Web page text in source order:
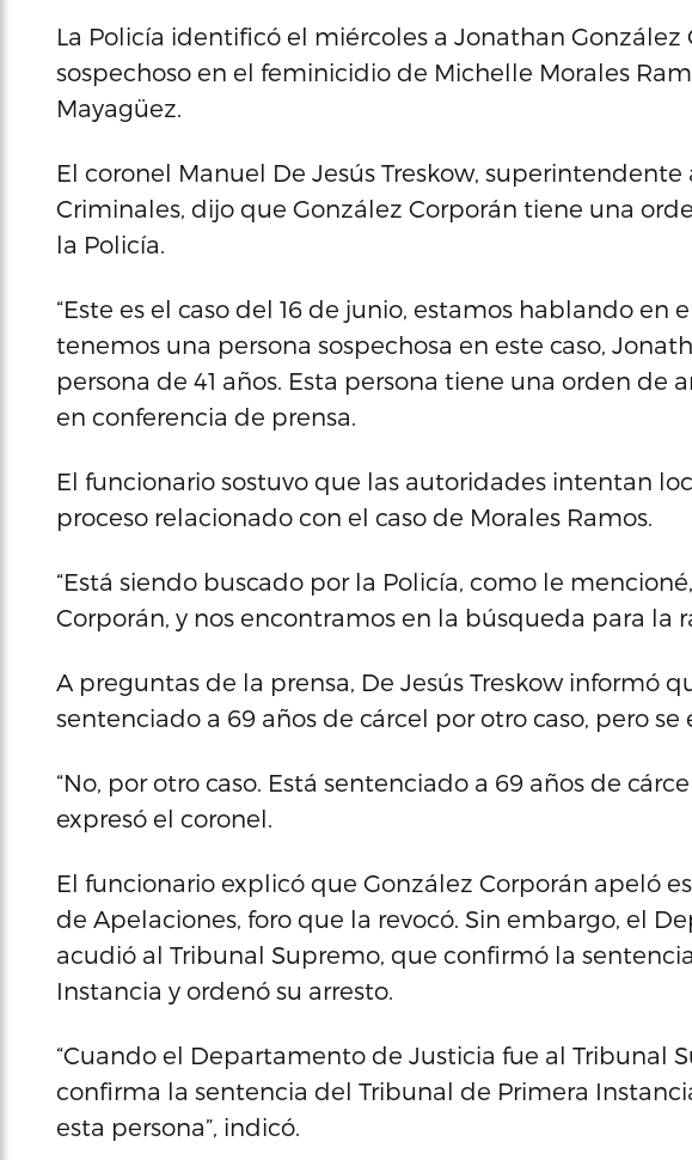
La Policía identificó el miércoles a Jonathan González
sospechoso en el feminicidio de Michelle Morales
Mayagüez.
El coronel Manuel De Jesús Treskow,
Criminales, dijo que González Corporán tiene una
la Policía.
“Este es el caso del 16 de junio, estamos hablando en
tenemos una persona sospechosa en este caso,
persona de 41 años. Esta persona tiene una orden de
en conferencia de prensa.
El funcionario sostuvo que las autoridades intentan
proceso relacionado con el caso de Morales Ramos.
“Está siendo buscado por la Policía, como le
Corporán, y nos encontramos en la búsqueda para la
A preguntas de la prensa, De Jesús Treskow informó
sentenciado a 69 años de cárcel por otro caso, pero
“No, por otro caso. Está sentenciado a 69 años de
expresó el coronel.
El funcionario explicó que González Corporán apeló
de Apelaciones, foro que la revocó. Sin embargo, el
acudió al Tribunal Supremo, que confirmó la
Instancia y ordenó su arresto.
“Cuando el Departamento de Justicia fue al Tribunal
confirma la sentencia del Tribunal de Primera
esta persona”, indicó.